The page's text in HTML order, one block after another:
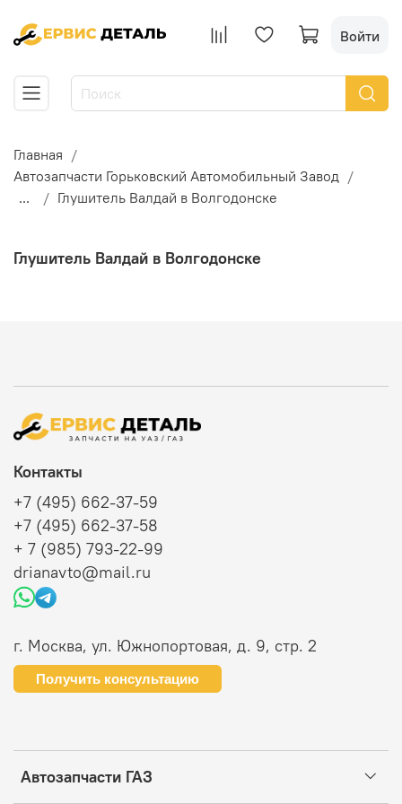
Войти
Главная
Автозапчасти Горьковский Автомобильный Завод
...
Глушитель Валдай в Волгодонске
Глушитель Валдай в Волгодонске
Автозапчасти ГАЗ
Контакты
+7 (495) 662-37-59
+7 (495) 662-37-58
+ 7 (985) 793-22-99
drianavto@mail.ru
г. Москва, ул. Южнопортовая, д. 9, стр. 2
Получить консультацию